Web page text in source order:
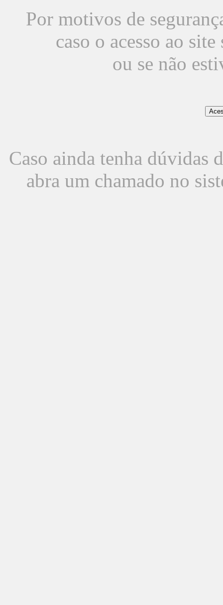
Por motivos de
caso o acesso ao
ou se não
Caso ainda tenha dúvidas
abra um chamado no